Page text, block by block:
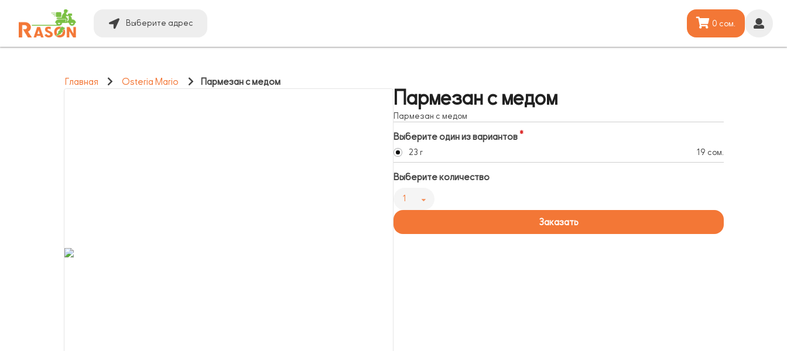
Выберите адрес 0 сом.
Главная Osteria Mario Пармезан с медом
Пармезан с медом
Пармезан с медом
Выберите один из вариантов
23 г 19 сом.
Выберите количество
1
Заказать